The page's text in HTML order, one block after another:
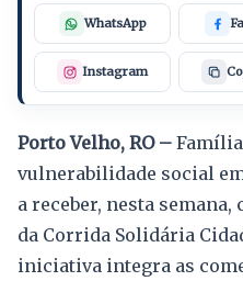
WhatsApp
Instagram
Porto Velho, RO –
vulnerabilidade social
a receber, nesta
da Corrida Solidária
iniciativa integra as